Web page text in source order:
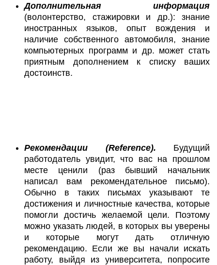
Дополнительная информация
(волонтерство, стажировки и др.): знание
иностранных языков, опыт вождения и
наличие собственного автомобиля, знание
компьютерных программ и др. может стать
приятным дополнением к списку ваших
достоинств.
Рекомендации (Reference).
Будущий
работодатель увидит, что вас на прошлом
месте ценили (раз бывший начальник
написал вам рекомендательное письмо).
Обычно в таких письмах указывают те
достижения и личностные качества, которые
помогли достичь желаемой цели. Поэтому
можно указать людей, в которых вы уверены
и которые могут дать отличную
рекомендацию. Если же вы начали искать
работу, выйдя из университета, попросите